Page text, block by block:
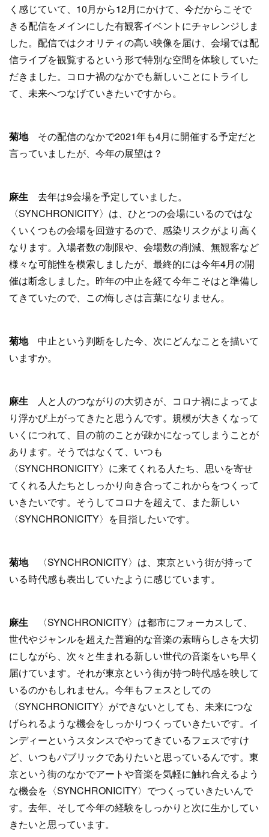
く感じていて、10月から12月にかけて、今だからこそで
きる配信をメインにした有観客イベントにチャレンジしま
した。配信ではクオリティの高い映像を届け、会場では配
信ライブを観覧するという形で特別な空間を体験していた
だきました。コロナ禍のなかでも新しいことにトライし
て、未来へつなげていきたいですから。
菊地その配信のなかで2021年も4月に開催する予定だと
言っていましたが、今年の展望は？
麻生 去年は9会場を予定していました。
〈SYNCHRONICITY〉は、ひとつの会場にいるのではな
くいくつもの会場を回遊するので、感染リスクがより高く
なります。入場者数の制限や、会場数の削減、無観客など
様々な可能性を模索しましたが、最終的には今年4月の開
催は断念しました。昨年の中止を経て今年こそはと準備し
てきていたので、この悔しさは言葉になりません。
菊地中止という判断をした今、次にどんなことを描いて
いますか。
麻生 人と人のつながりの大切さが、コロナ禍によってよ
り浮かび上がってきたと思うんです。規模が大きくなって
いくにつれて、目の前のことが疎かになってしまうことが
あります。そうではなくて、いつも
〈SYNCHRONICITY〉に来てくれる人たち、思いを寄せ
てくれる人たちとしっかり向き合ってこれからをつくって
いきたいです。そうしてコロナを超えて、また新しい
〈SYNCHRONICITY〉を目指したいです。
菊地〈SYNCHRONICITY〉は、東京という街が持って
いる時代感も表出していたように感じています。
麻生 〈SYNCHRONICITY〉は都市にフォーカスして、
世代やジャンルを超えた普遍的な音楽の素晴らしさを大切
にしながら、次々と生まれる新しい世代の音楽をいち早く
届けています。それが東京という街が持つ時代感を映して
いるのかもしれません。今年もフェスとしての
〈SYNCHRONICITY〉ができないとしても、未来につな
げられるような機会をしっかりつくっていきたいです。イ
ンディーというスタンスでやってきているフェスですけ
ど、いつもパブリックでありたいと思っているんです。東
京という街のなかでアートや音楽を気軽に触れ合えるよう
な機会を〈SYNCHRONICITY〉でつくっていきたいんで
す。去年、そして今年の経験をしっかりと次に生かしてい
きたいと思っています。